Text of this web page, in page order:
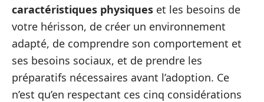
caractéristiques physiques et les besoins de
votre hérisson, de créer un environnement
adapté, de comprendre son comportement et
ses besoins sociaux, et de prendre les
préparatifs nécessaires avant l’adoption. Ce
n’est qu’en respectant ces cinq considérations